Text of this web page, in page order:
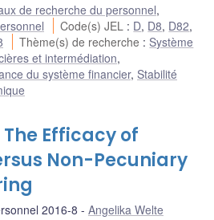
de recherche du personnel,
Code(s) JEL : D, D8, D82,
Thème(s) de recherche : Système
et intermédiation,
du système financier, Stabilité
Efficacy of
Non-Pecuniary
2016-8 Angelika Welte